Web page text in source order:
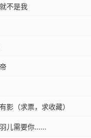
不是我
影（求票，求收藏）
儿需要你......